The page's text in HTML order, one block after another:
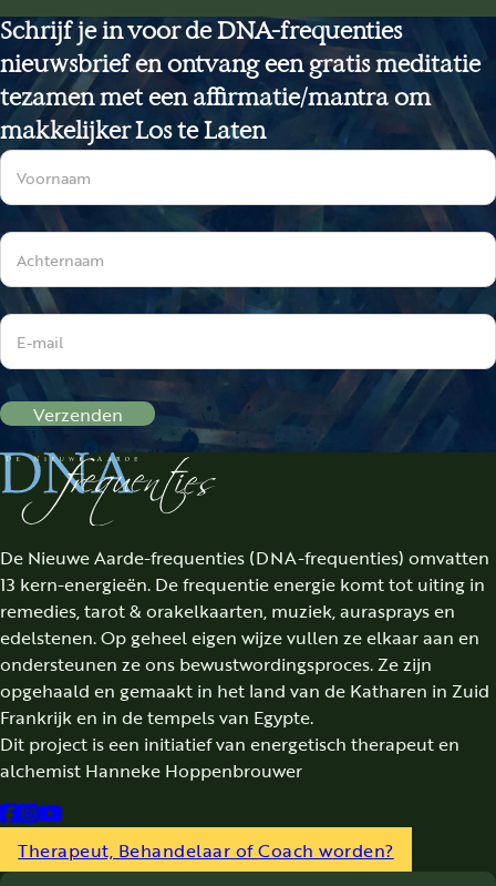
Schrijf je in voor de DNA-frequenties
nieuwsbrief en ontvang een gratis meditatie
tezamen met een affirmatie/mantra om
makkelijker Los te Laten
Sectie
Verzenden
De Nieuwe Aarde-frequenties (DNA-frequenties) omvatten
13 kern-energieën. De frequentie energie komt tot uiting in
remedies, tarot & orakelkaarten, muziek, aurasprays en
edelstenen. Op geheel eigen wijze vullen ze elkaar aan en
ondersteunen ze ons bewustwordingsproces. Ze zijn
opgehaald en gemaakt in het land van de Katharen in Zuid
Frankrijk en in de tempels van Egypte.
Dit project is een initiatief van energetisch therapeut en
alchemist Hanneke Hoppenbrouwer
Follow us on Facebook
Follow us on Instagram
Follow us on YouTube
Therapeut, Behandelaar of Coach worden?